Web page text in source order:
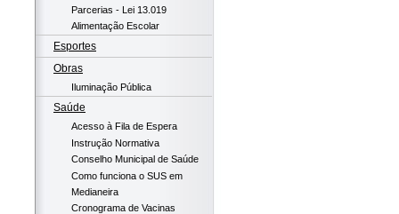
Parcerias - Lei 13.019
Alimentação Escolar
Esportes
Obras
Iluminação Pública
Saúde
Acesso à Fila de Espera
Instrução Normativa
Conselho Municipal de Saúde
Como funciona o SUS em
Medianeira
Cronograma de Vacinas